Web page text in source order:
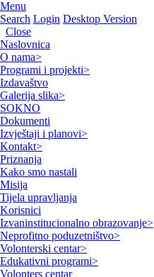
Menu
Search Login Desktop Version
Close
Naslovnica
O nama>
Programi i projekti>
Izdavaštvo
Galerija slika>
SOKNO
Dokumenti
Izvještaji i planovi>
Kontakt>
Priznanja
Kako smo nastali
Misija
Tijela upravljanja
Korisnici
Izvaninstitucionalno obrazovanje>
Neprofitno poduzetništvo>
Volonterski centar>
Edukativni programi>
Volonters centar